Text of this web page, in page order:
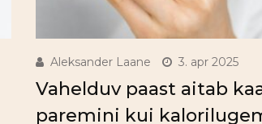
Aleksander Laane 3. apr 2025
Vahelduv paast aitab
paremini kui